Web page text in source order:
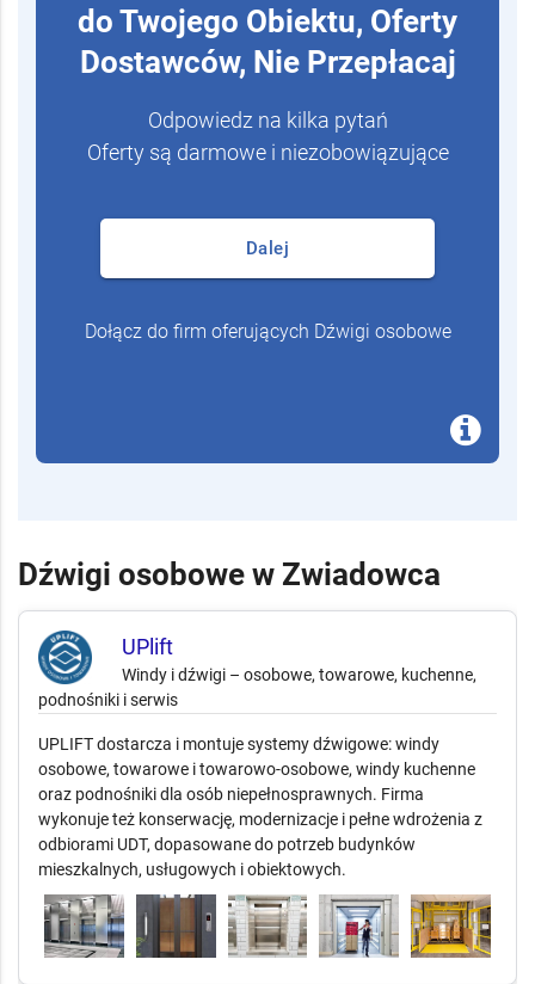
do Twojego Obiektu, Oferty
Dostawców, Nie Przepłacaj
Odpowiedz na kilka pytań
Oferty są darmowe i niezobowiązujące
Dalej
Dołącz do firm oferujących Dźwigi osobowe
Dźwigi osobowe w Zwiadowca
UPlift
Windy i dźwigi – osobowe, towarowe, kuchenne,
podnośniki i serwis
UPLIFT dostarcza i montuje systemy dźwigowe: windy
osobowe, towarowe i towarowo-osobowe, windy kuchenne
oraz podnośniki dla osób niepełnosprawnych. Firma
wykonuje też konserwację, modernizacje i pełne wdrożenia z
odbiorami UDT, dopasowane do potrzeb budynków
mieszkalnych, usługowych i obiektowych.